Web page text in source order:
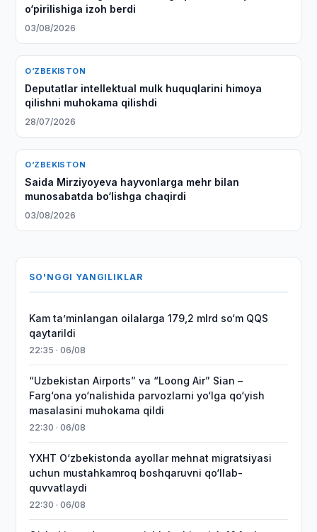
o‘pirilishiga izoh berdi
03/08/2026
O‘ZBEKISTON
Deputatlar intellektual mulk huquqlarini himoya
qilishni muhokama qilishdi
28/07/2026
O‘ZBEKISTON
Saida Mirziyoyeva hayvonlarga mehr bilan
munosabatda bo‘lishga chaqirdi
03/08/2026
SO'NGGI YANGILIKLAR
Kam taʼminlangan oilalarga 179,2 mlrd so‘m QQS
qaytarildi
22:35 · 06/08
“Uzbekistan Airports” va “Loong Air” Sian –
Farg‘ona yo‘nalishida parvozlarni yo‘lga qo‘yish
masalasini muhokama qildi
22:30 · 06/08
YXHT O‘zbekistonda ayollar mehnat migratsiyasi
uchun mustahkamroq boshqaruvni qo‘llab-
quvvatlaydi
22:30 · 06/08